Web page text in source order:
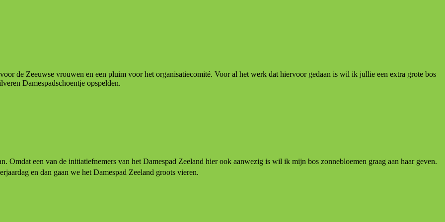
de Zeeuwse vrouwen en een pluim voor het organisatiecomité. Voor al het werk dat hiervoor gedaan is wil ik jullie een extra grote bos
Damespadschoentje opspelden.
een van de initiatiefnemers van het Damespad Zeeland hier ook aanwezig is wil ik mijn bos zonnebloemen graag aan haar geven.
en dan gaan we het Damespad Zeeland groots vieren.